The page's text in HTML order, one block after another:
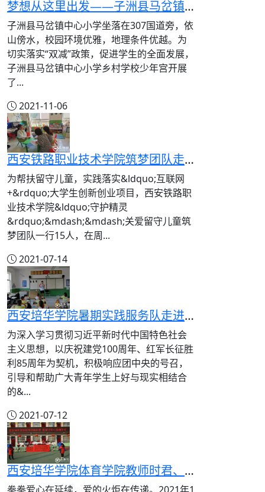
梦想从这里出发——子洲县马岔镇中心小学乡村学校少年宫活动纪实
子洲县马岔镇中心小学坐落在307国道旁，依
山傍水，校园环境优雅，地理条件优越。为
切实落实“双减”政策，促进学生的全面发展，
子洲县马岔镇中心小学乡村学校少年宫开展
了...
2021-11-06
西安铁路职业技术学院筑梦团队走进子洲县马岔镇中心小学开展支教帮扶
为帮扶留守儿童，实践落实&ldquo;互联网
+&rdquo;大学生创新创业项目，西安铁路职
业技术学院&ldquo;守护精灵
&rdquo;&mdash;&mdash;关爱留守儿童筑
梦团队一行15人，在周...
2021-07-14
西安培华学院暑期实践服务队走进子洲县马岔镇中心小学开展实践活动
为深入学习贯彻习近平新时代中国特色社会
主义思想，以庆祝建党100周年、红军长征胜
利85周年为契机，积极响应团中央的号召，
引导和帮助广大青年学生上好与现实相结合
的&...
2021-07-12
西安培华学院体育学院教师时君、陈新华为马岔镇中心小学捐赠生活物品